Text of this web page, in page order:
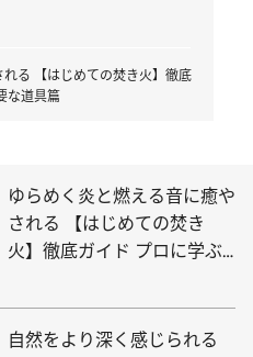
る 【はじめての焚き火】徹底
な道具篇
ゆらめく炎と燃える音に癒や
される 【はじめての焚き
火】徹底ガイド プロに学ぶ
自然をより深く感じられる